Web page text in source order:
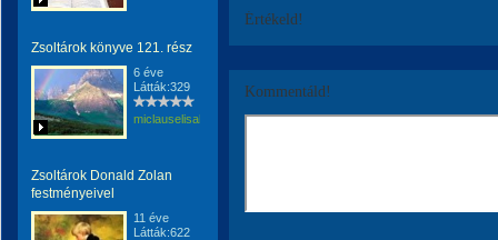
Zsoltárok könyve 121. rész
6 éve
Látták:329
miclauselisabeta
Zsoltárok Donald Zolan
festményeivel
11 éve
Látták:622
Értékeld!
Kommentáld!